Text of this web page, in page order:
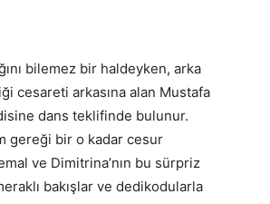
bilemez bir haldeyken, arka
cesareti arkasına alan Mustafa
dans teklifinde bulunur.
gereği bir o kadar cesur
ve Dimitrina’nın bu sürpriz
bakışlar ve dedikodularla